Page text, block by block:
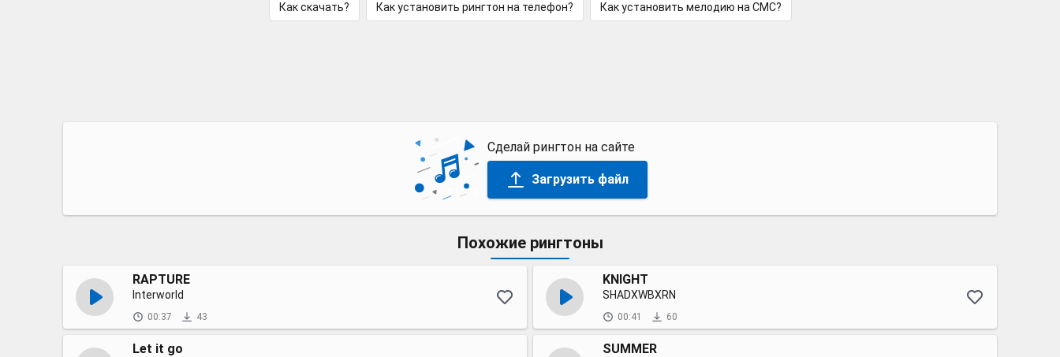
Как скачать? Как установить рингтон на телефон? Как установить мелодию на СМС?
Сделай рингтон на сайте
Загрузить файл
Похожие рингтоны
RAPTURE
Interworld
00:37 43
KNIGHT
SHADXWBXRN
00:41 60
Let it go SUMMER